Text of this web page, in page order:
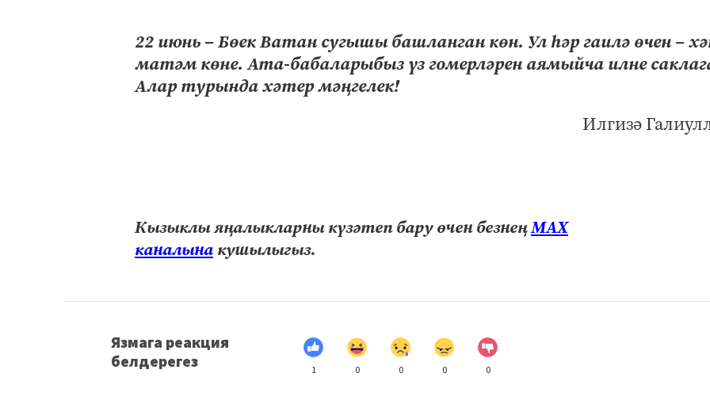
22 июнь – Бөек Ватан сугышы башланган көн. Ул һәр гаилә өчен –
матәм көне. Ата-бабаларыбыз үз гомерләрен аямыйча илне
Алар турында хәтер мәңгелек!
Илгизә
Кызыклы яңалыкларны күзәтеп бару өчен безнеңМАХ
каналына кушылыгыз.
Язмага реакция
белдерегез
1 0 0 0 0